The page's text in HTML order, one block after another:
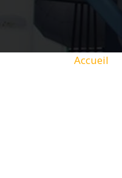
Accueil